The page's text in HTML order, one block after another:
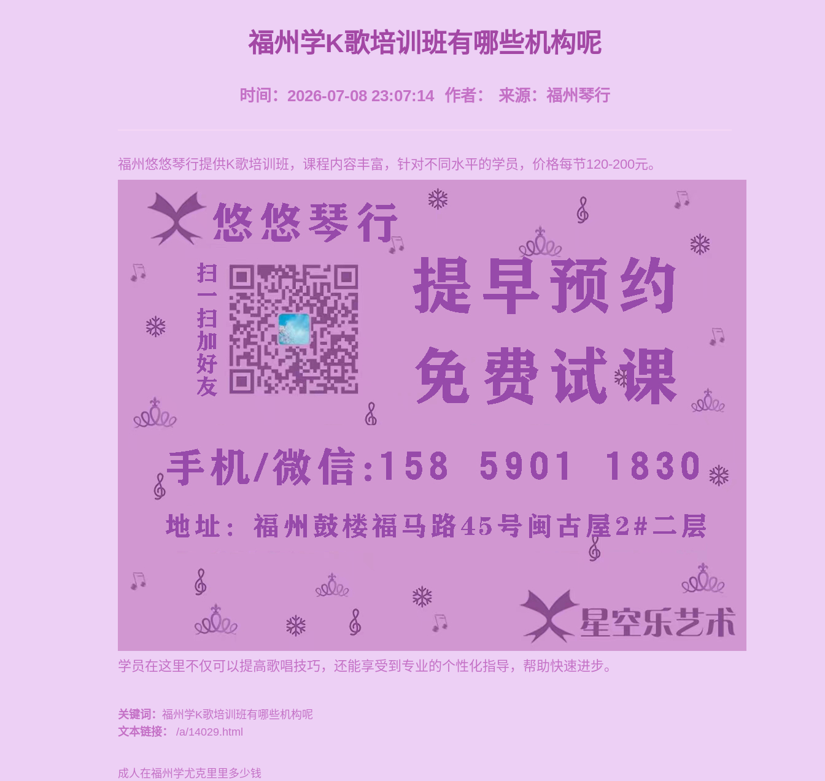
福州学K歌培训班有哪些机构呢
时间：2026-07-08 23:07:14 作者： 来源： 福州琴行
福州悠悠琴行提供K歌培训班，课程内容丰富，针对不同水平的学员，价格每节120-200元。
学员在这里不仅可以提高歌唱技巧，还能享受到专业的个性化指导，帮助快速进步。
关键词： 福州学K歌培训班有哪些机构呢
文本链接：
/a/14029.html
成人在福州学尤克里里多少钱